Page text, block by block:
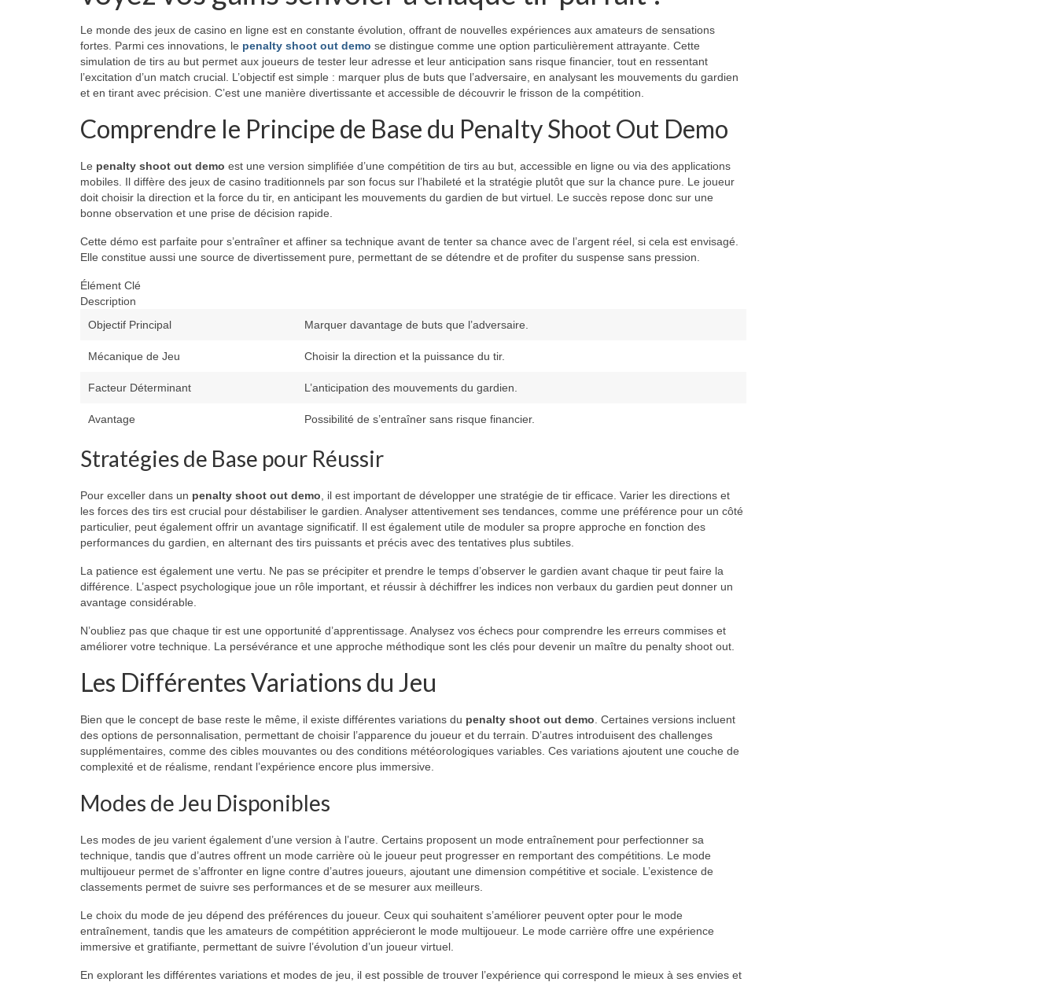
Le monde des jeux de casino en ligne est en constante évolution, offrant de nouvelles expériences aux amateurs de sensations
fortes. Parmi ces innovations, le penalty shoot out demo se distingue comme une option particulièrement attrayante. Cette
simulation de tirs au but permet aux joueurs de tester leur adresse et leur anticipation sans risque financier, tout en ressentant
l’excitation d’un match crucial. L’objectif est simple : marquer plus de buts que l’adversaire, en analysant les mouvements du gardien
et en tirant avec précision. C’est une manière divertissante et accessible de découvrir le frisson de la compétition.
Comprendre le Principe de Base du Penalty Shoot Out Demo
Le penalty shoot out demo est une version simplifiée d’une compétition de tirs au but, accessible en ligne ou via des applications
mobiles. Il diffère des jeux de casino traditionnels par son focus sur l’habileté et la stratégie plutôt que sur la chance pure. Le joueur
doit choisir la direction et la force du tir, en anticipant les mouvements du gardien de but virtuel. Le succès repose donc sur une
bonne observation et une prise de décision rapide.
Cette démo est parfaite pour s’entraîner et affiner sa technique avant de tenter sa chance avec de l’argent réel, si cela est envisagé.
Elle constitue aussi une source de divertissement pure, permettant de se détendre et de profiter du suspense sans pression.
Élément Clé
Description
Objectif Principal
Marquer davantage de buts que l’adversaire.
Mécanique de Jeu Choisir la direction et la puissance du tir.
Facteur Déterminant L’anticipation des mouvements du gardien.
Avantage Possibilité de s’entraîner sans risque financier.
Stratégies de Base pour Réussir
Pour exceller dans un penalty shoot out demo , il est important de développer une stratégie de tir efficace. Varier les directions et
les forces des tirs est crucial pour déstabiliser le gardien. Analyser attentivement ses tendances, comme une préférence pour un côté
particulier, peut également offrir un avantage significatif. Il est également utile de moduler sa propre approche en fonction des
performances du gardien, en alternant des tirs puissants et précis avec des tentatives plus subtiles.
La patience est également une vertu. Ne pas se précipiter et prendre le temps d’observer le gardien avant chaque tir peut faire la
différence. L’aspect psychologique joue un rôle important, et réussir à déchiffrer les indices non verbaux du gardien peut donner un
avantage considérable.
N’oubliez pas que chaque tir est une opportunité d’apprentissage. Analysez vos échecs pour comprendre les erreurs commises et
améliorer votre technique. La persévérance et une approche méthodique sont les clés pour devenir un maître du penalty shoot out.
Les Différentes Variations du Jeu
Bien que le concept de base reste le même, il existe différentes variations du penalty shoot out demo . Certaines versions incluent
des options de personnalisation, permettant de choisir l’apparence du joueur et du terrain. D’autres introduisent des challenges
supplémentaires, comme des cibles mouvantes ou des conditions météorologiques variables. Ces variations ajoutent une couche de
complexité et de réalisme, rendant l’expérience encore plus immersive.
Modes de Jeu Disponibles
Les modes de jeu varient également d’une version à l’autre. Certains proposent un mode entraînement pour perfectionner sa
technique, tandis que d’autres offrent un mode carrière où le joueur peut progresser en remportant des compétitions. Le mode
multijoueur permet de s’affronter en ligne contre d’autres joueurs, ajoutant une dimension compétitive et sociale. L’existence de
classements permet de suivre ses performances et de se mesurer aux meilleurs.
Le choix du mode de jeu dépend des préférences du joueur. Ceux qui souhaitent s’améliorer peuvent opter pour le mode
entraînement, tandis que les amateurs de compétition apprécieront le mode multijoueur. Le mode carrière offre une expérience
immersive et gratifiante, permettant de suivre l’évolution d’un joueur virtuel.
En explorant les différentes variations et modes de jeu, il est possible de trouver l’expérience qui correspond le mieux à ses envies et